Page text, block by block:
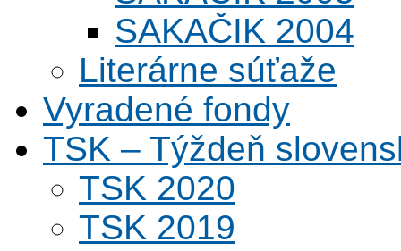
SAKAČIK 2004
Literárne súťaže
Vyradené fondy
TSK – Týždeň
TSK 2020
TSK 2019